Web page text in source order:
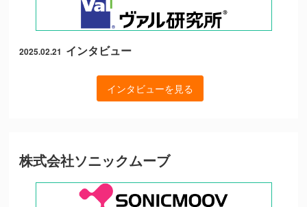
2025.02.21 インタビュー
インタビューを見る
株式会社ソニックムーブ